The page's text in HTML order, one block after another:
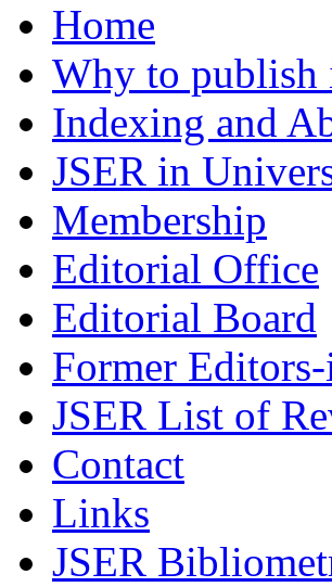
Home
Why to publish
Indexing and
JSER in
Membership
Editorial Office
Editorial Board
Former
JSER List of
Contact
Links
JSER